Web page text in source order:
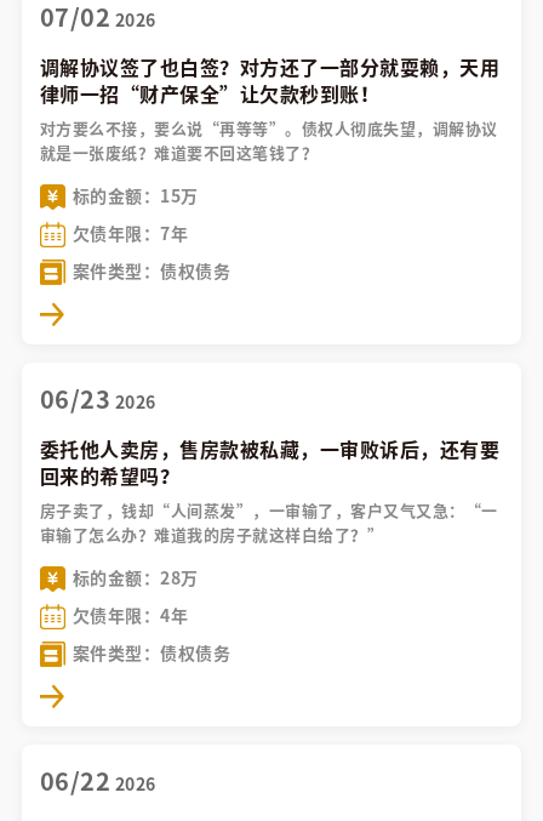
07/02 2026
调解协议签了也白签？对方还了一部分就耍赖，天用
律师一招“财产保全”让欠款秒到账！
对方要么不接，要么说“再等等”。债权人彻底失望，调解协议
就是一张废纸？难道要不回这笔钱了？
标的金额：15万
欠债年限：7年
案件类型：债权债务
06/23 2026
委托他人卖房，售房款被私藏，一审败诉后，还有要
回来的希望吗？
房子卖了，钱却“人间蒸发”，一审输了，客户又气又急：“一
审输了怎么办？难道我的房子就这样白给了？”
标的金额：28万
欠债年限：4年
案件类型：债权债务
06/22 2026